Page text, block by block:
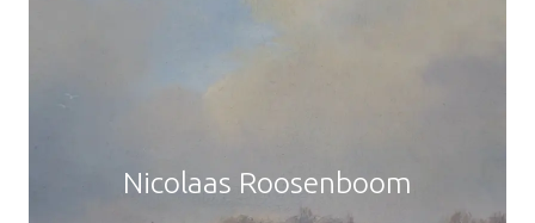
Nicolaas Roosenboom